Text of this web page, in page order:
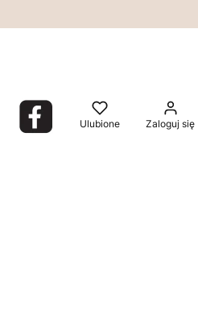
Ulubione Zaloguj się